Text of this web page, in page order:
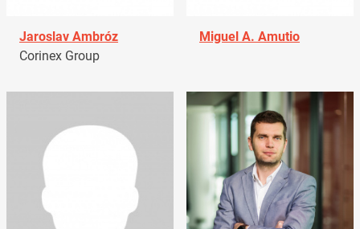
Jaroslav Ambróz
Corinex Group
Miguel A. Amutio